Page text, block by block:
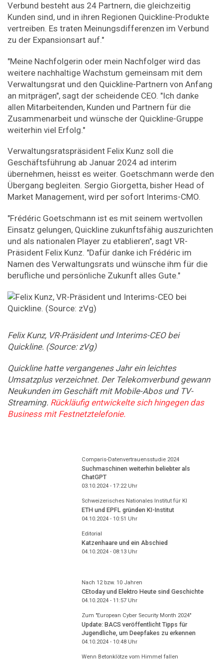
Verbund besteht aus 24 Partnern, die gleichzeitig
Kunden sind, und in ihren Regionen Quickline-Produkte
vertreiben. Es traten Meinungsdifferenzen im Verbund
zu der Expansionsart auf."
"Meine Nachfolgerin oder mein Nachfolger wird das
weitere nachhaltige Wachstum gemeinsam mit dem
Verwaltungsrat und den Quickline-Partnern von Anfang
an mitprägen", sagt der scheidende CEO. "Ich danke
allen Mitarbeitenden, Kunden und Partnern für die
Zusammenarbeit und wünsche der Quickline-Gruppe
weiterhin viel Erfolg."
Verwaltungsratspräsident Felix Kunz soll die
Geschäftsführung ab Januar 2024 ad interim
übernehmen, heisst es weiter. Goetschmann werde den
Übergang begleiten. Sergio Giorgetta, bisher Head of
Market Management, wird per sofort Interims-CMO.
"Frédéric Goetschmann ist es mit seinem wertvollen
Einsatz gelungen, Quickline zukunftsfähig auszurichten
und als nationalen Player zu etablieren", sagt VR-
Präsident Felix Kunz. "Dafür danke ich Frédéric im
Namen des Verwaltungsrats und wünsche ihm für die
berufliche und persönliche Zukunft alles Gute."
Felix Kunz, VR-Präsident und Interims-CEO bei
Quickline. (Source: zVg)
Quickline hatte vergangenes Jahr ein leichtes
Umsatzplus verzeichnet. Der Telekomverbund gewann
Neukunden im Geschäft mit Mobile-Abos und TV-
Streaming. Rückläufig entwickelte sich hingegen das
Business mit Festnetztelefonie.
Comparis-Datenvertrauensstudie 2024
Suchmaschinen weiterhin beliebter als
ChatGPT
03.10.2024 - 17:22Uhr
Schweizerisches Nationales Institut für KI
ETH und EPFL gründen KI-Institut
04.10.2024 - 10:51 Uhr
Editorial
Katzenhaare und ein Abschied
04.10.2024 - 08:13Uhr
Nach 12 bzw. 10 Jahren
CEtoday und Elektro Heute sind Geschichte
04.10.2024 - 11:57Uhr
Zum "European Cyber Security Month 2024"
Update: BACS veröffentlicht Tipps für
Jugendliche, um Deepfakes zu erkennen
04.10.2024 - 10:48Uhr
Wenn Betonklötze vom Himmel fallen